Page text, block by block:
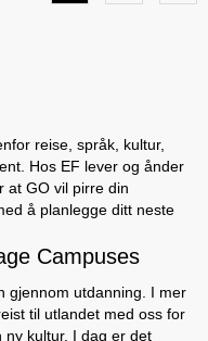
reise, språk, kultur,
Hos EF lever og ånder
at GO vil pirre din
å planlegge ditt neste
Campuses
gjennom utdanning. I mer
til utlandet med oss for
kultur. I dag er det